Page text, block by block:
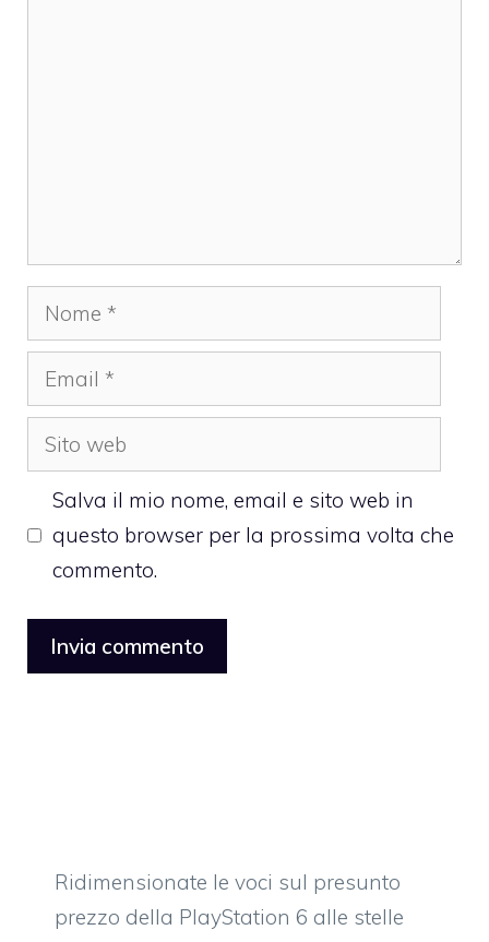
Nome
Email
Sito
web
Salva il mio nome, email e sito web in
questo browser per la prossima volta che
commento.
Ridimensionate le voci sul presunto
prezzo della PlayStation 6 alle stelle